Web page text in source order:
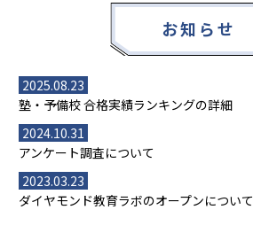
お知らせ
2025.08.23
塾・予備校 合格実績ランキングの詳細
2024.10.31
アンケート調査について
2023.03.23
ダイヤモンド教育ラボのオープンについて